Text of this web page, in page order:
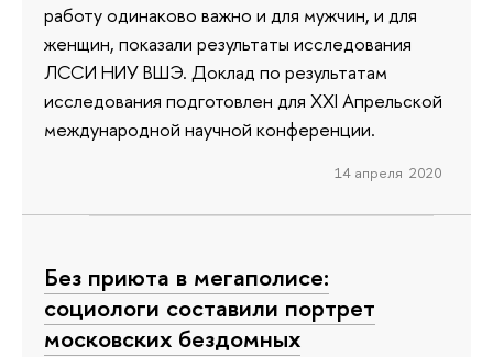
работу одинаково важно и для мужчин, и для
женщин, показали результаты исследования
ЛССИ НИУ ВШЭ. Доклад по результатам
исследования подготовлен для XXI Апрельской
международной научной конференции.
14 апреля 2020
Без приюта в мегаполисе:
социологи составили портрет
московских бездомных